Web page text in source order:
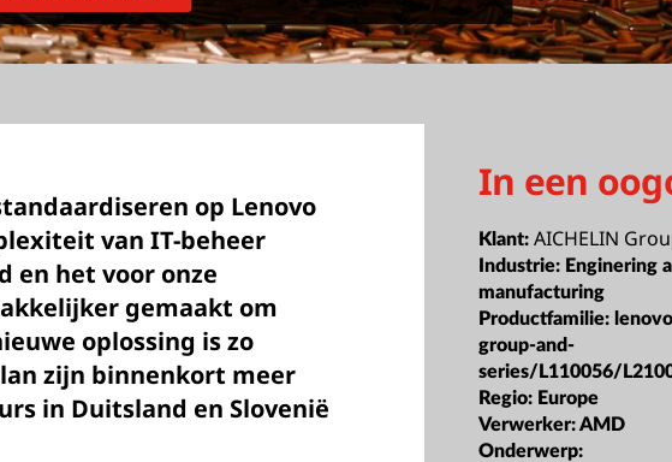
op Lenovo
van IT-beheer
en het voor onze
gemaakt om
oplossing is zo
zijn binnenkort meer
in Duitsland en Slovenië
In een
Klant:AICHELIN
Industrie: Enginering
manufacturing
Productfamilie:
group-and-
series/L110056/
Regio: Europe
Verwerker:AMD
Onderwerp: